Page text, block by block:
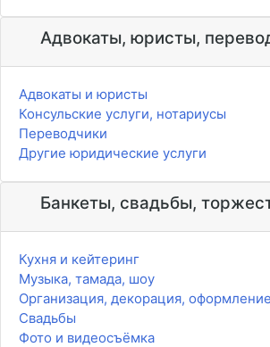
Адвокаты, юристы,
Адвокаты и юристы
Консульские услуги, нотариусы
Переводчики
Другие юридические услуги
Банкеты, свадьбы,
Кухня и кейтеринг
Музыка, тамада, шоу
Организация, декорация, оформление
Свадьбы
Фото и видеосъёмка